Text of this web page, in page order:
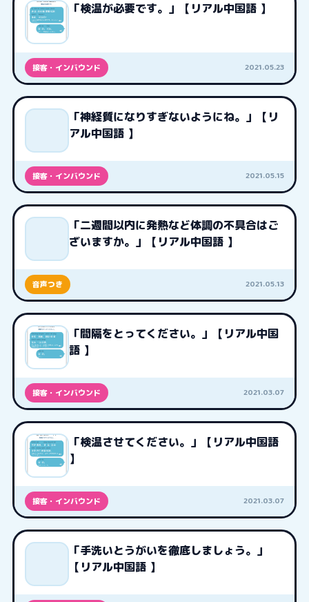
「検温が必要です。」【リアル中国語 】
接客・インバウンド 2021.05.23
「神経質になりすぎないようにね。」【リ
アル中国語 】
接客・インバウンド 2021.05.15
「二週間以内に発熱など体調の不具合はご
ざいますか。」【リアル中国語 】
音声つき 2021.05.13
「間隔をとってください。」【リアル中国
語 】
接客・インバウンド 2021.03.07
「検温させてください。」【リアル中国語
】
接客・インバウンド 2021.03.07
「手洗いとうがいを徹底しましょう。」
【リアル中国語 】